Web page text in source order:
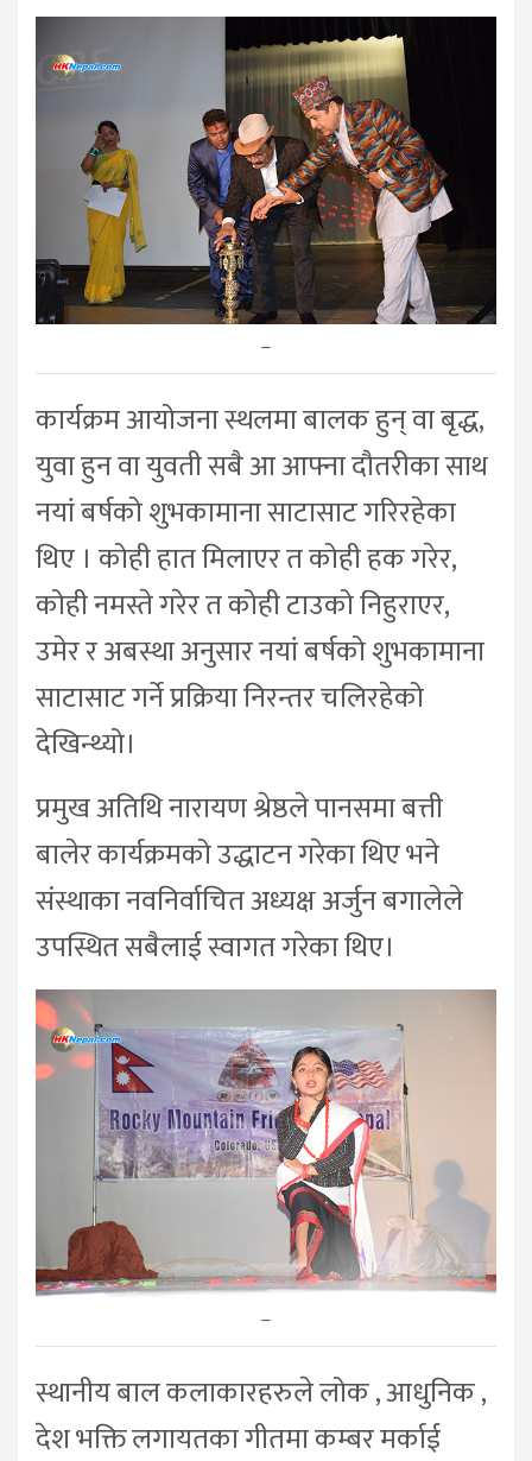
–
कार्यक्रम आयोजना स्थलमा बालक हुन् वा बृद्ध,
युवा हुन वा युवती सबै आ आफ्ना दौतरीका साथ
नयां बर्षको शुभकामाना साटासाट गरिरहेका
थिए । कोही हात मिलाएर त कोही हक गरेर,
कोही नमस्ते गरेर त कोही टाउको निहुराएर,
उमेर र अबस्था अनुसार नयां बर्षको शुभकामाना
साटासाट गर्ने प्रक्रिया निरन्तर चलिरहेको
देखिन्थ्यो।
प्रमुख अतिथि नारायण श्रेष्ठले पानसमा बत्ती
बालेर कार्यक्रमको उद्धाटन गरेका थिए भने
संस्थाका नवनिर्वाचित अध्यक्ष अर्जुन बगालेले
उपस्थित सबैलाई स्वागत गरेका थिए।
–
स्थानीय बाल कलाकारहरुले लोक , आधुनिक ,
देश भक्ति लगायतका गीतमा कम्बर मर्काई